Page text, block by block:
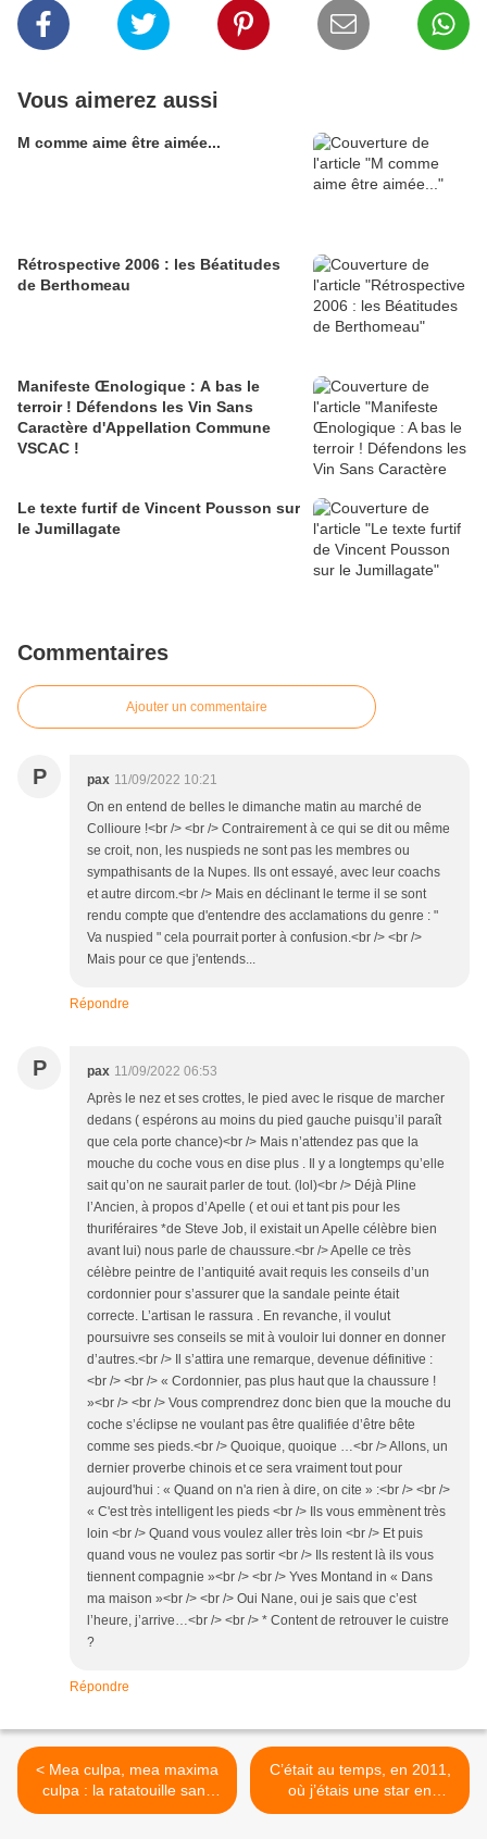
Vous aimerez aussi
M comme aime être aimée...
Rétrospective 2006 : les Béatitudes
de Berthomeau
Manifeste Œnologique : A bas le
terroir ! Défendons les Vin Sans
Caractère d'Appellation Commune
VSCAC !
Le texte furtif de Vincent Pousson sur
le Jumillagate
Commentaires
Ajouter un commentaire
P pax 11/09/2022 10:21
On en entend de belles le dimanche matin au marché de
Collioure !<br /> <br /> Contrairement à ce qui se dit ou même
se croit, non, les nuspieds ne sont pas les membres ou
sympathisants de la Nupes. Ils ont essayé, avec leur coachs
et autre dircom.<br /> Mais en déclinant le terme il se sont
rendu compte que d'entendre des acclamations du genre : "
Va nuspied " cela pourrait porter à confusion.<br /> <br />
Mais pour ce que j'entends...
Répondre
P pax 11/09/2022 06:53
Après le nez et ses crottes, le pied avec le risque de marcher
dedans ( espérons au moins du pied gauche puisqu’il paraît
que cela porte chance)<br /> Mais n’attendez pas que la
mouche du coche vous en dise plus . Il y a longtemps qu’elle
sait qu’on ne saurait parler de tout. (lol)<br /> Déjà Pline
l’Ancien, à propos d’Apelle ( et oui et tant pis pour les
thuriféraires *de Steve Job, il existait un Apelle célèbre bien
avant lui) nous parle de chaussure.<br /> Apelle ce très
célèbre peintre de l’antiquité avait requis les conseils d’un
cordonnier pour s’assurer que la sandale peinte était
correcte. L’artisan le rassura . En revanche, il voulut
poursuivre ses conseils se mit à vouloir lui donner en donner
d’autres.<br /> Il s’attira une remarque, devenue définitive :
<br /> <br /> « Cordonnier, pas plus haut que la chaussure !
»<br /> <br /> Vous comprendrez donc bien que la mouche du
coche s’éclipse ne voulant pas être qualifiée d’être bête
comme ses pieds.<br /> Quoique, quoique …<br /> Allons, un
dernier proverbe chinois et ce sera vraiment tout pour
aujourd'hui : « Quand on n'a rien à dire, on cite » :<br /> <br />
« C'est très intelligent les pieds <br /> Ils vous emmènent très
loin <br /> Quand vous voulez aller très loin <br /> Et puis
quand vous ne voulez pas sortir <br /> Ils restent là ils vous
tiennent compagnie »<br /> <br /> Yves Montand in « Dans
ma maison »<br /> <br /> Oui Nane, oui je sais que c’est
l’heure, j’arrive…<br /> <br /> * Content de retrouver le cuistre
?
Répondre
< Mea culpa, mea maxima
culpa : la ratatouille sans
ail... faute pardonnable...
C’était au temps, en 2011,
où j’étais une star en
Harley-Davidson sur le